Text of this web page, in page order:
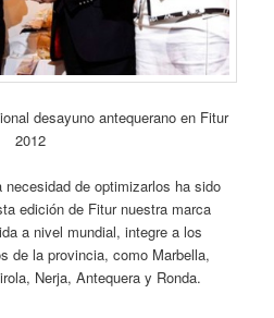
desayuno antequerano en Fitur
2012
de optimizarlos ha sido
edición de Fitur nuestra marca
a nivel mundial, integre a los
de la provincia, como Marbella,
Nerja, Antequera y Ronda.